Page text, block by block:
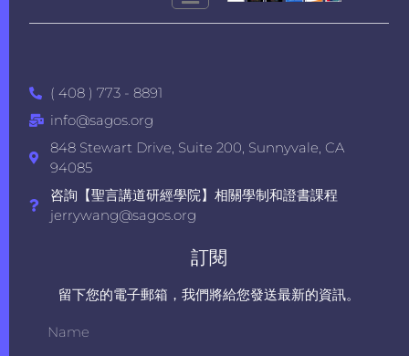
( 408 ) 773 - 8891
info@sagos.org
848 Stewart Drive, Suite 200, Sunnyvale, CA
94085
咨詢【聖言講道研經學院】相關學制和證書課程
jerrywang@sagos.org
訂閱
留下您的電子郵箱，我們將給您發送最新的資訊。
Name